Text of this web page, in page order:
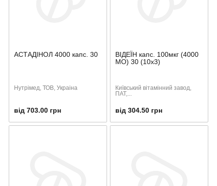
АСТАДІНОЛ 4000 капс. 30
Нутрімед, ТОВ, Украіна
від 703.00 грн
ВІДЕЇН капс. 100мкг (4000
МО) 30 (10х3)
Київський вітамінний завод,
ПАТ,...
від 304.50 грн